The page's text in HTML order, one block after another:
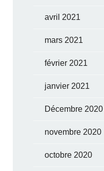
avril 2021
mars 2021
février 2021
janvier 2021
Décembre 2020
novembre 2020
octobre 2020